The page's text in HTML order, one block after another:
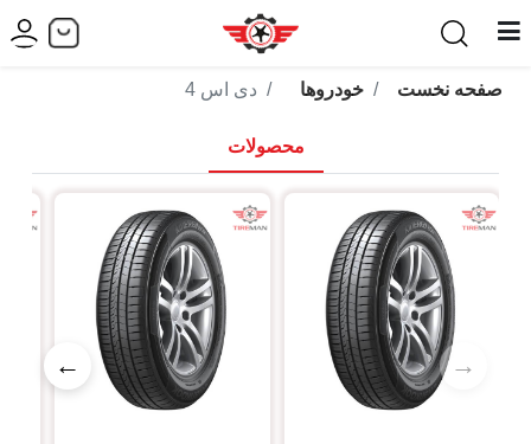
صفحه نخست خودروها دی اس 4
محصولات
→
←